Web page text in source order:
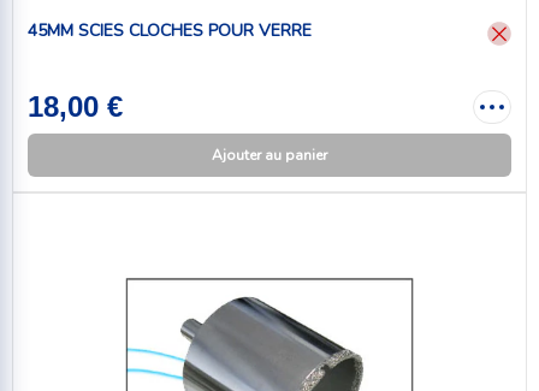
45MM SCIES CLOCHES POUR VERRE
18,00 €
Ajouter au panier